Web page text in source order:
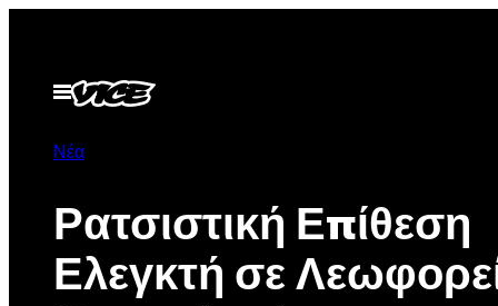
περιεχόμενο
Ανοίξτε
το
Νέα
Ρατσιστική Επίθεση
Ελεγκτή σε